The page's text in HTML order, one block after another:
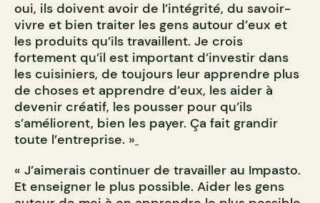
oui, ils doivent avoir de l’intégrité, du savoir-
vivre et bien traiter les gens autour d’eux et
les produits qu’ils travaillent. Je crois
fortement qu’il est important d’investir dans
les cuisiniers, de toujours leur apprendre plus
de choses et apprendre d’eux, les aider à
devenir créatif, les pousser pour qu’ils
s’améliorent, bien les payer. Ça fait grandir
toute l’entreprise. »
« J’aimerais continuer de travailler au Impasto.
Et enseigner le plus possible. Aider les gens